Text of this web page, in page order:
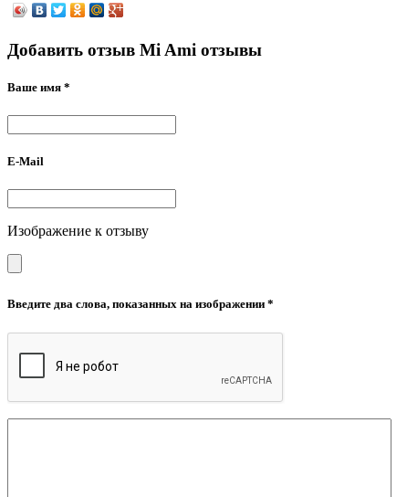
Добавить отзыв Mi Ami отзывы
Ваше имя *
E-Mail
Изображение к отзыву
Введите два слова, показанных на изображении *